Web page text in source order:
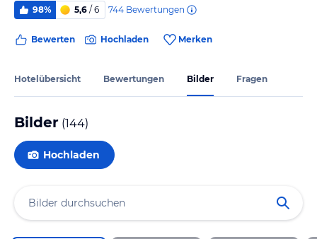
98% 5,6 / 6 744 Bewertungen
Bewerten Hochladen Merken
Hotelübersicht Bewertungen Bilder Fragen
Bilder (144)
Hochladen